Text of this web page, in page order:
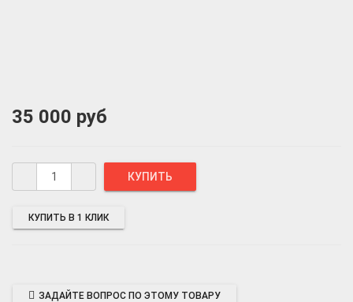
35 000 руб
КУПИТЬ В 1 КЛИК
ЗАДАЙТЕ ВОПРОС ПО ЭТОМУ ТОВАРУ